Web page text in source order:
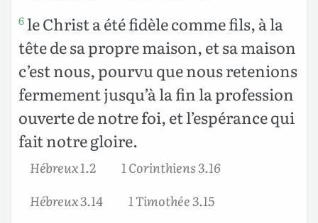
6 le Christ a été fidèle comme fils, à la
tête de sa propre maison, et sa maison
c’est nous, pourvu que nous retenions
fermement jusqu’à la fin la profession
ouverte de notre foi, et l’espérance qui
fait notre gloire.
Hébreux 1.2
1 Corinthiens 3.16
Hébreux 3.14
1 Timothée 3.15